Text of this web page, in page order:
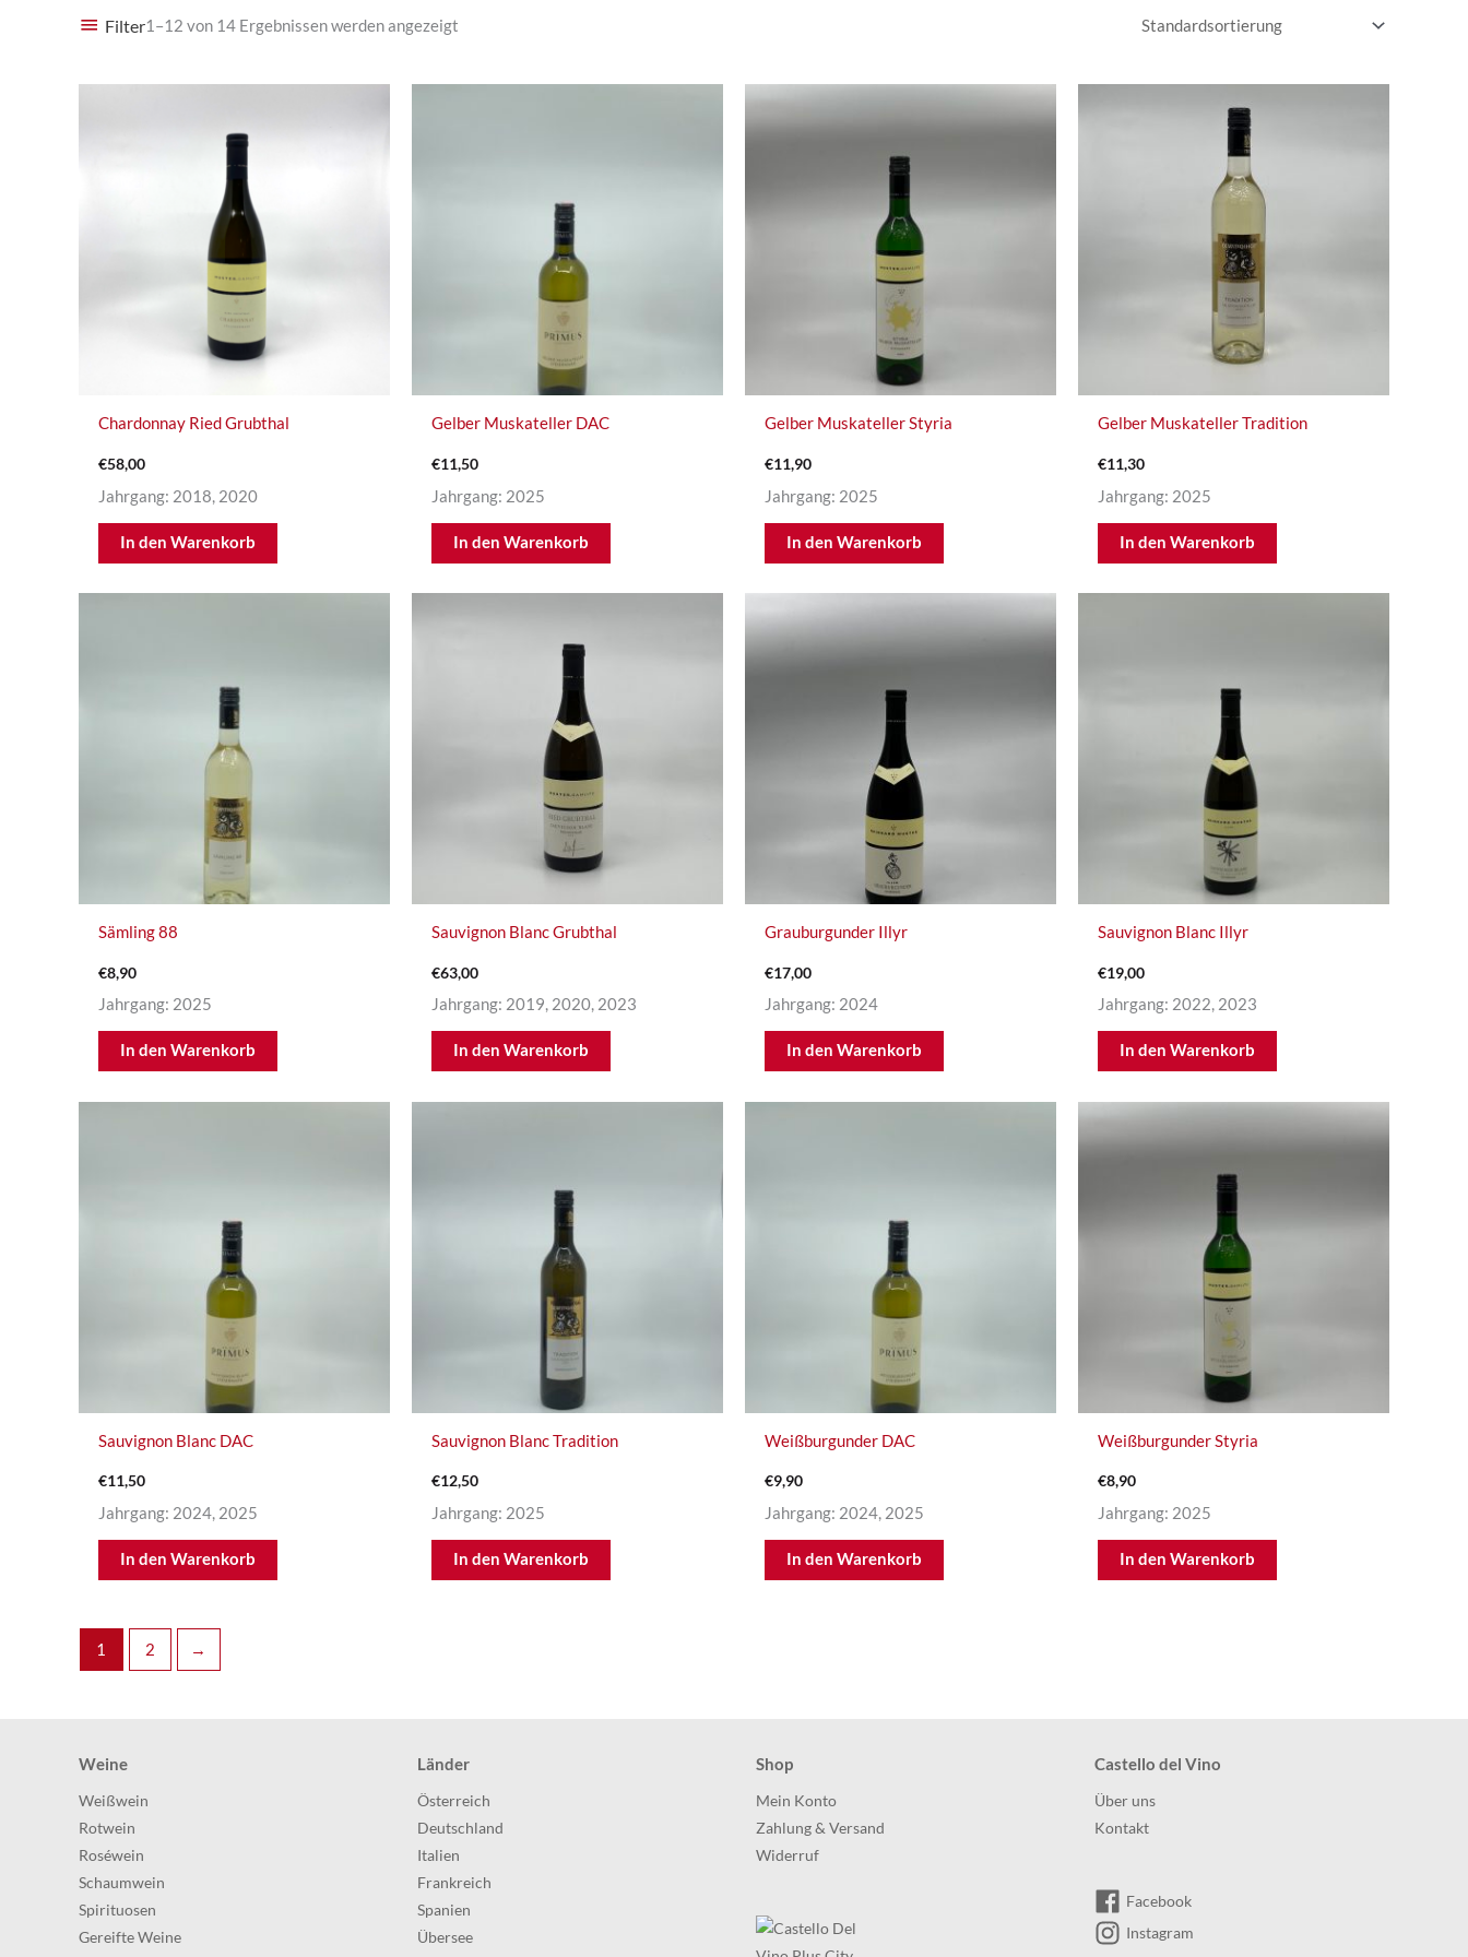
Filter1–12 von 14 Ergebnissen werden angezeigt
Chardonnay Ried Grubthal
€58,00
Jahrgang: 2018, 2020
In den Warenkorb
Gelber Muskateller DAC
€11,50
Jahrgang: 2025
In den Warenkorb
Gelber Muskateller Styria
€11,90
Jahrgang: 2025
In den Warenkorb
Gelber Muskateller Tradition
€11,30
Jahrgang: 2025
In den Warenkorb
Sämling 88
€8,90
Jahrgang: 2025
In den Warenkorb
Sauvignon Blanc Grubthal
€63,00
Jahrgang: 2019, 2020, 2023
In den Warenkorb
Grauburgunder Illyr
€17,00
Jahrgang: 2024
In den Warenkorb
Sauvignon Blanc Illyr
€19,00
Jahrgang: 2022, 2023
In den Warenkorb
Sauvignon Blanc DAC
€11,50
Jahrgang: 2024, 2025
In den Warenkorb
Sauvignon Blanc Tradition
€12,50
Jahrgang: 2025
In den Warenkorb
Weißburgunder DAC
€9,90
Jahrgang: 2024, 2025
In den Warenkorb
Weißburgunder Styria
€8,90
Jahrgang: 2025
In den Warenkorb
1 2 →
Weine
Weißwein
Rotwein
Roséwein
Schaumwein
Spirituosen
Gereifte Weine
Länder
Österreich
Deutschland
Italien
Frankreich
Spanien
Übersee
Shop
Mein Konto
Zahlung & Versand
Widerruf
Castello del Vino
Über uns
Kontakt
Facebook
Instagram